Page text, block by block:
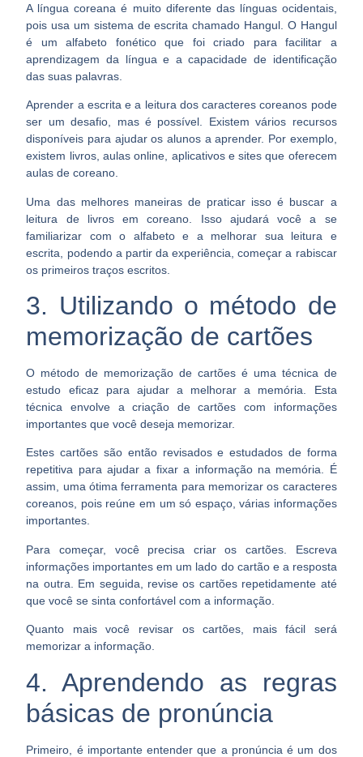
A língua coreana é muito diferente das línguas ocidentais,
pois usa um sistema de escrita chamado Hangul. O Hangul
é um alfabeto fonético que foi criado para facilitar a
aprendizagem da língua e a capacidade de identificação
das suas palavras.
Aprender a escrita e a leitura dos caracteres coreanos pode
ser um desafio, mas é possível. Existem vários recursos
disponíveis para ajudar os alunos a aprender. Por exemplo,
existem livros, aulas online, aplicativos e sites que oferecem
aulas de coreano.
Uma das melhores maneiras de praticar isso é buscar a
leitura de livros em coreano. Isso ajudará você a se
familiarizar com o alfabeto e a melhorar sua leitura e
escrita, podendo a partir da experiência, começar a rabiscar
os primeiros traços escritos.
3. Utilizando o método de
memorização de cartões
O método de memorização de cartões é uma técnica de
estudo eficaz para ajudar a melhorar a memória. Esta
técnica envolve a criação de cartões com informações
importantes que você deseja memorizar.
Estes cartões são então revisados ​​e estudados de forma
repetitiva para ajudar a fixar a informação na memória. É
assim, uma ótima ferramenta para memorizar os caracteres
coreanos, pois reúne em um só espaço, várias informações
importantes.
Para começar, você precisa criar os cartões. Escreva
informações importantes em um lado do cartão e a resposta
na outra. Em seguida, revise os cartões repetidamente até
que você se sinta confortável com a informação.
Quanto mais você revisar os cartões, mais fácil será
memorizar a informação.
4. Aprendendo as regras
básicas de pronúncia
Primeiro, é importante entender que a pronúncia é um dos